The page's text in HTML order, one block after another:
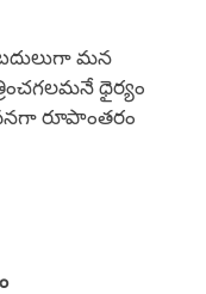
మన
ధైర్యం
రూపాంతరం